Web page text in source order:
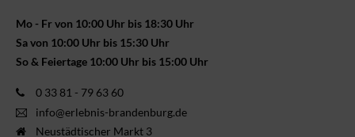
Mo - Fr von 10:00 Uhr bis 18:30 Uhr
Sa von 10:00 Uhr bis 15:30 Uhr
So & Feiertage 10:00 Uhr bis 15:00 Uhr
0 33 81 - 79 63 60
info@erlebnis-brandenburg.de
Neustädtischer Markt 3